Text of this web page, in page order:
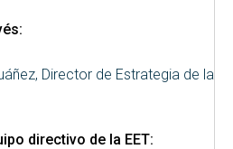
Director de Estrategia de la
directivo de la EET: